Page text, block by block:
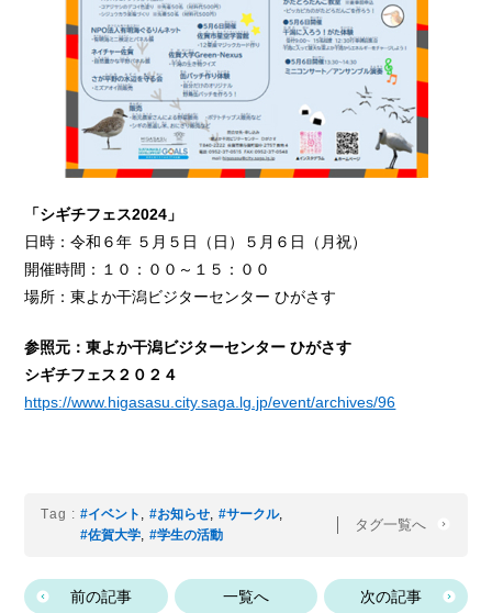
「シギチフェス2024」
日時：令和６年 ５月５日（日）５月６日（月祝）
開催時間：１０：００～１５：００
場所：東よか干潟ビジターセンター ひがさす
参照元：東よか干潟ビジターセンター ひがさす
シギチフェス２０２４
https://www.higasasu.city.saga.lg.jp/event/archives/96
Tag : #イベント , #お知らせ, #サークル,
#佐賀大学, #学生の活動
タグ一覧へ
前の記事 一覧へ 次の記事